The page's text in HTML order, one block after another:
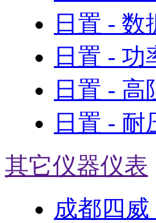
日置 - 数
日置 -
日置 - 高
日置 -
其它仪器仪表
成都四